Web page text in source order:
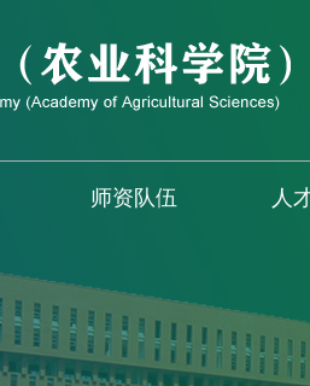
师资队伍 人